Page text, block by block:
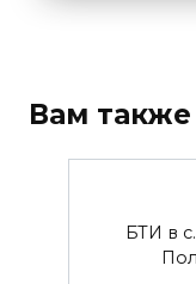
Вам
БТИ в